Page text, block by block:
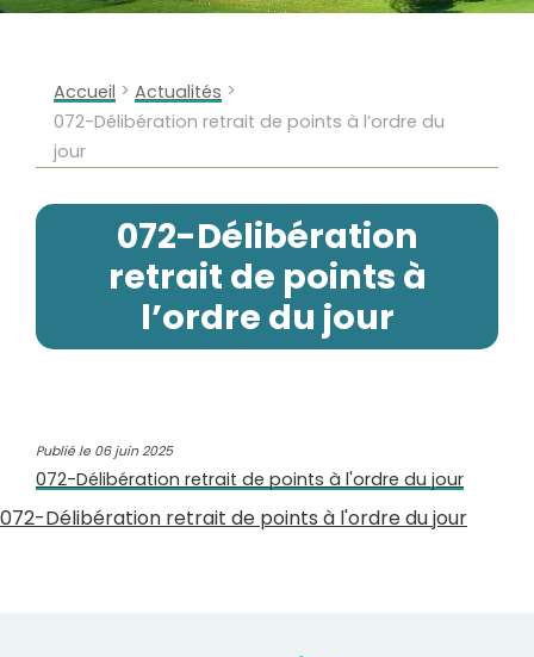
Accueil > Actualités >
072-Délibération retrait de points à l’ordre du
jour
072-Délibération
retrait de points à
l’ordre du jour
Publié le 06 juin 2025
072-Délibération retrait de points à l'ordre du jour
072-Délibération retrait de points à l'ordre du jour